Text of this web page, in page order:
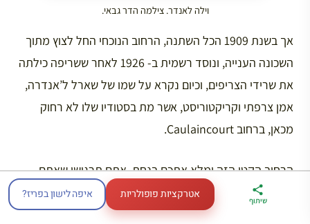
וילה לאנדר. צילמה הדר גבאי.
אך בשנת 1909 הכל השתנה, הרחוב הנוכחי החל לצוץ מתוך
השכונה הענייה, ונוסד רשמית ב- 1926 לאחר ששריפה כילתה
את שרידי הצריפים, וכיום נקרא על שמו של שארל ל’אנדרה,
אמן צרפתי וקריקטוריסט, אשר מת בסטודיו שלו לא רחוק
מכאן, ברחוב Caulaincourt.
הרחוב הקטן הזה ימלא אתכם בנחת, אתם תרגישו שאתם
בציור תקופתי, והשקט שלו תמידי, אר-נובו באמצע פריז!
ממליצה ללכת ביום נעים ולדמיין שאתם בפרברים, אמנם אין
ארגז הכלים שלי
לטיול בצרפת
מדריך פריז
במתנה
דברו
איתי בווטסאפ
שיתוף אטרקציות פופולריות איפה לישון בפריז?